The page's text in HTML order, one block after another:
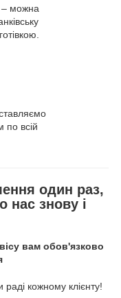
– можна
по всій
один раз,
нас знову і
вам обов'язково
кожному клієнту!